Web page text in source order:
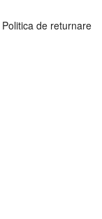
Politica de returnare